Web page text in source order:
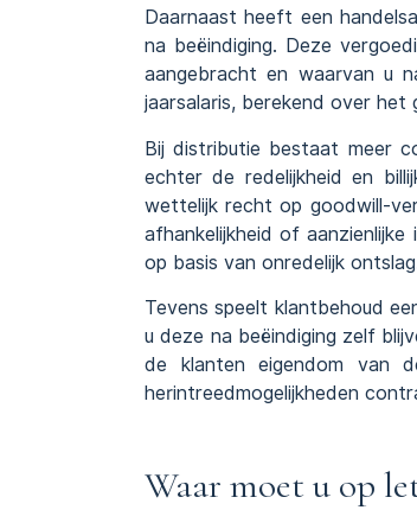
Daarnaast heeft een
na beëindiging. Deze
aangebracht en waarvan u
jaarsalaris, berekend over
Bij distributie bestaat meer
echter de redelijkheid en
wettelijk recht op goodwill-
afhankelijkheid of
op basis van onredelijk
Tevens speelt klantbehoud
u deze na beëindiging zelf
de klanten eigendom van
herintreedmogelijkheden
Waar moet u op